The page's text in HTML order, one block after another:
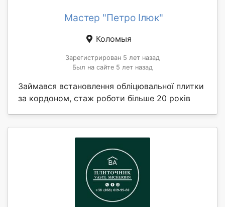
Мастер "Петро Ілюк"
Коломыя
Зарегистрирован 5 лет назад
Был на сайте 5 лет назад
Займався встановлення обліцювальної плитки
за кордоном, стаж роботи більше 20 років